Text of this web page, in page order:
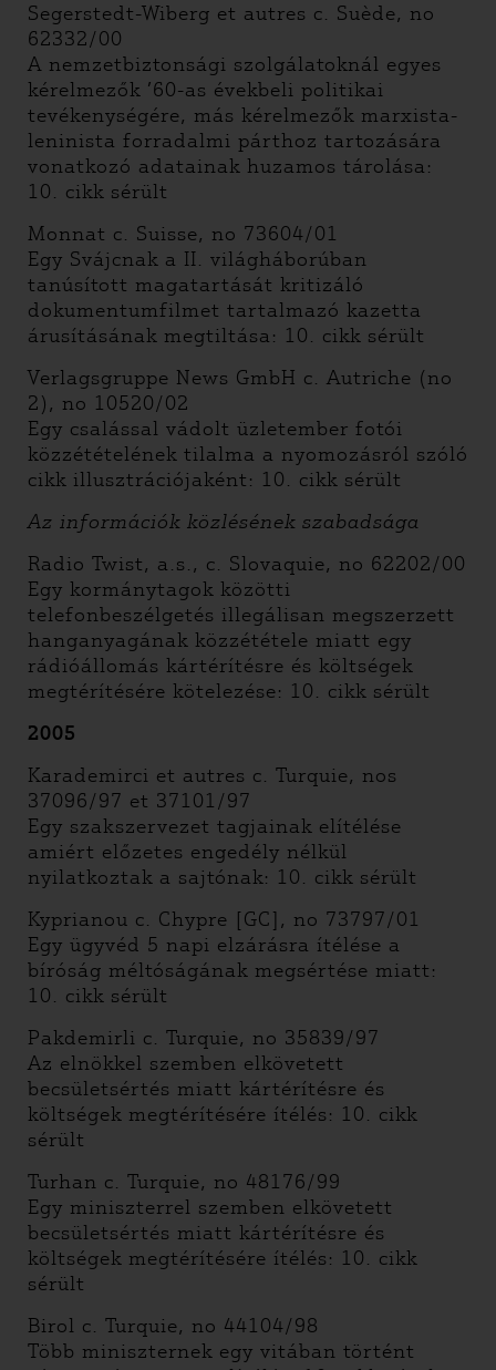
Segerstedt-Wiberg et autres c. Suède, no
62332/00
A nemzetbiztonsági szolgálatoknál egyes
kérelmezők ’60-as évekbeli politikai
tevékenységére, más kérelmezők marxista-
leninista forradalmi párthoz tartozására
vonatkozó adatainak huzamos tárolása:
10. cikk sérült
Monnat c. Suisse, no 73604/01
Egy Svájcnak a II. világháborúban
tanúsított magatartását kritizáló
dokumentumfilmet tartalmazó kazetta
árusításának megtiltása: 10. cikk sérült
Verlagsgruppe News GmbH c. Autriche (no
2), no 10520/02
Egy csalással vádolt üzletember fotói
közzétételének tilalma a nyomozásról szóló
cikk illusztrációjaként: 10. cikk sérült
Az információk közlésének szabadsága
Radio Twist, a.s., c. Slovaquie, no 62202/00
Egy kormánytagok közötti
telefonbeszélgetés illegálisan megszerzett
hanganyagának közzététele miatt egy
rádióállomás kártérítésre és költségek
megtérítésére kötelezése: 10. cikk sérült
2005
Karademirci et autres c. Turquie, nos
37096/97 et 37101/97
Egy szakszervezet tagjainak elítélése
amiért előzetes engedély nélkül
nyilatkoztak a sajtónak: 10. cikk sérült
Kyprianou c. Chypre [GC], no 73797/01
Egy ügyvéd 5 napi elzárásra ítélése a
bíróság méltóságának megsértése miatt:
10. cikk sérült
Pakdemirli c. Turquie, no 35839/97
Az elnökkel szemben elkövetett
becsületsértés miatt kártérítésre és
költségek megtérítésére ítélés: 10. cikk
sérült
Turhan c. Turquie, no 48176/99
Egy miniszterrel szemben elkövetett
becsületsértés miatt kártérítésre és
költségek megtérítésére ítélés: 10. cikk
sérült
Birol c. Turquie, no 44104/98
Több miniszternek egy vitában történt